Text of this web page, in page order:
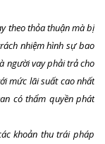
theo thỏa thuận mà bị
nhiệm hình sự bao
người vay phải trả cho
mức lãi suất cao nhất
có thẩm quyền phát
khoản thu trái pháp